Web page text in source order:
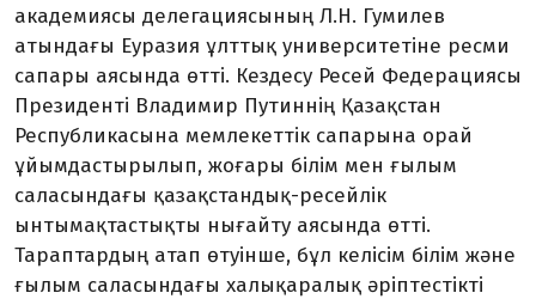
академиясы делегациясының Л.Н. Гумилев
атындағы Еуразия ұлттық университетіне ресми
сапары аясында өтті. Кездесу Ресей Федерациясы
Президенті Владимир Путиннің Қазақстан
Республикасына мемлекеттік сапарына орай
ұйымдастырылып, жоғары білім мен ғылым
саласындағы қазақстандық-ресейлік
ынтымақтастықты нығайту аясында өтті.
Тараптардың атап өтуінше, бұл келісім білім және
ғылым саласындағы халықаралық әріптестікті